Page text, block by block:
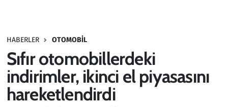
HABERLER OTOMOBIL
Sıfır otomobillerdeki
indirimler, ikinci el piyasasını
hareketlendirdi
Haber
Kültür Sanat
Kurumsal Haberler